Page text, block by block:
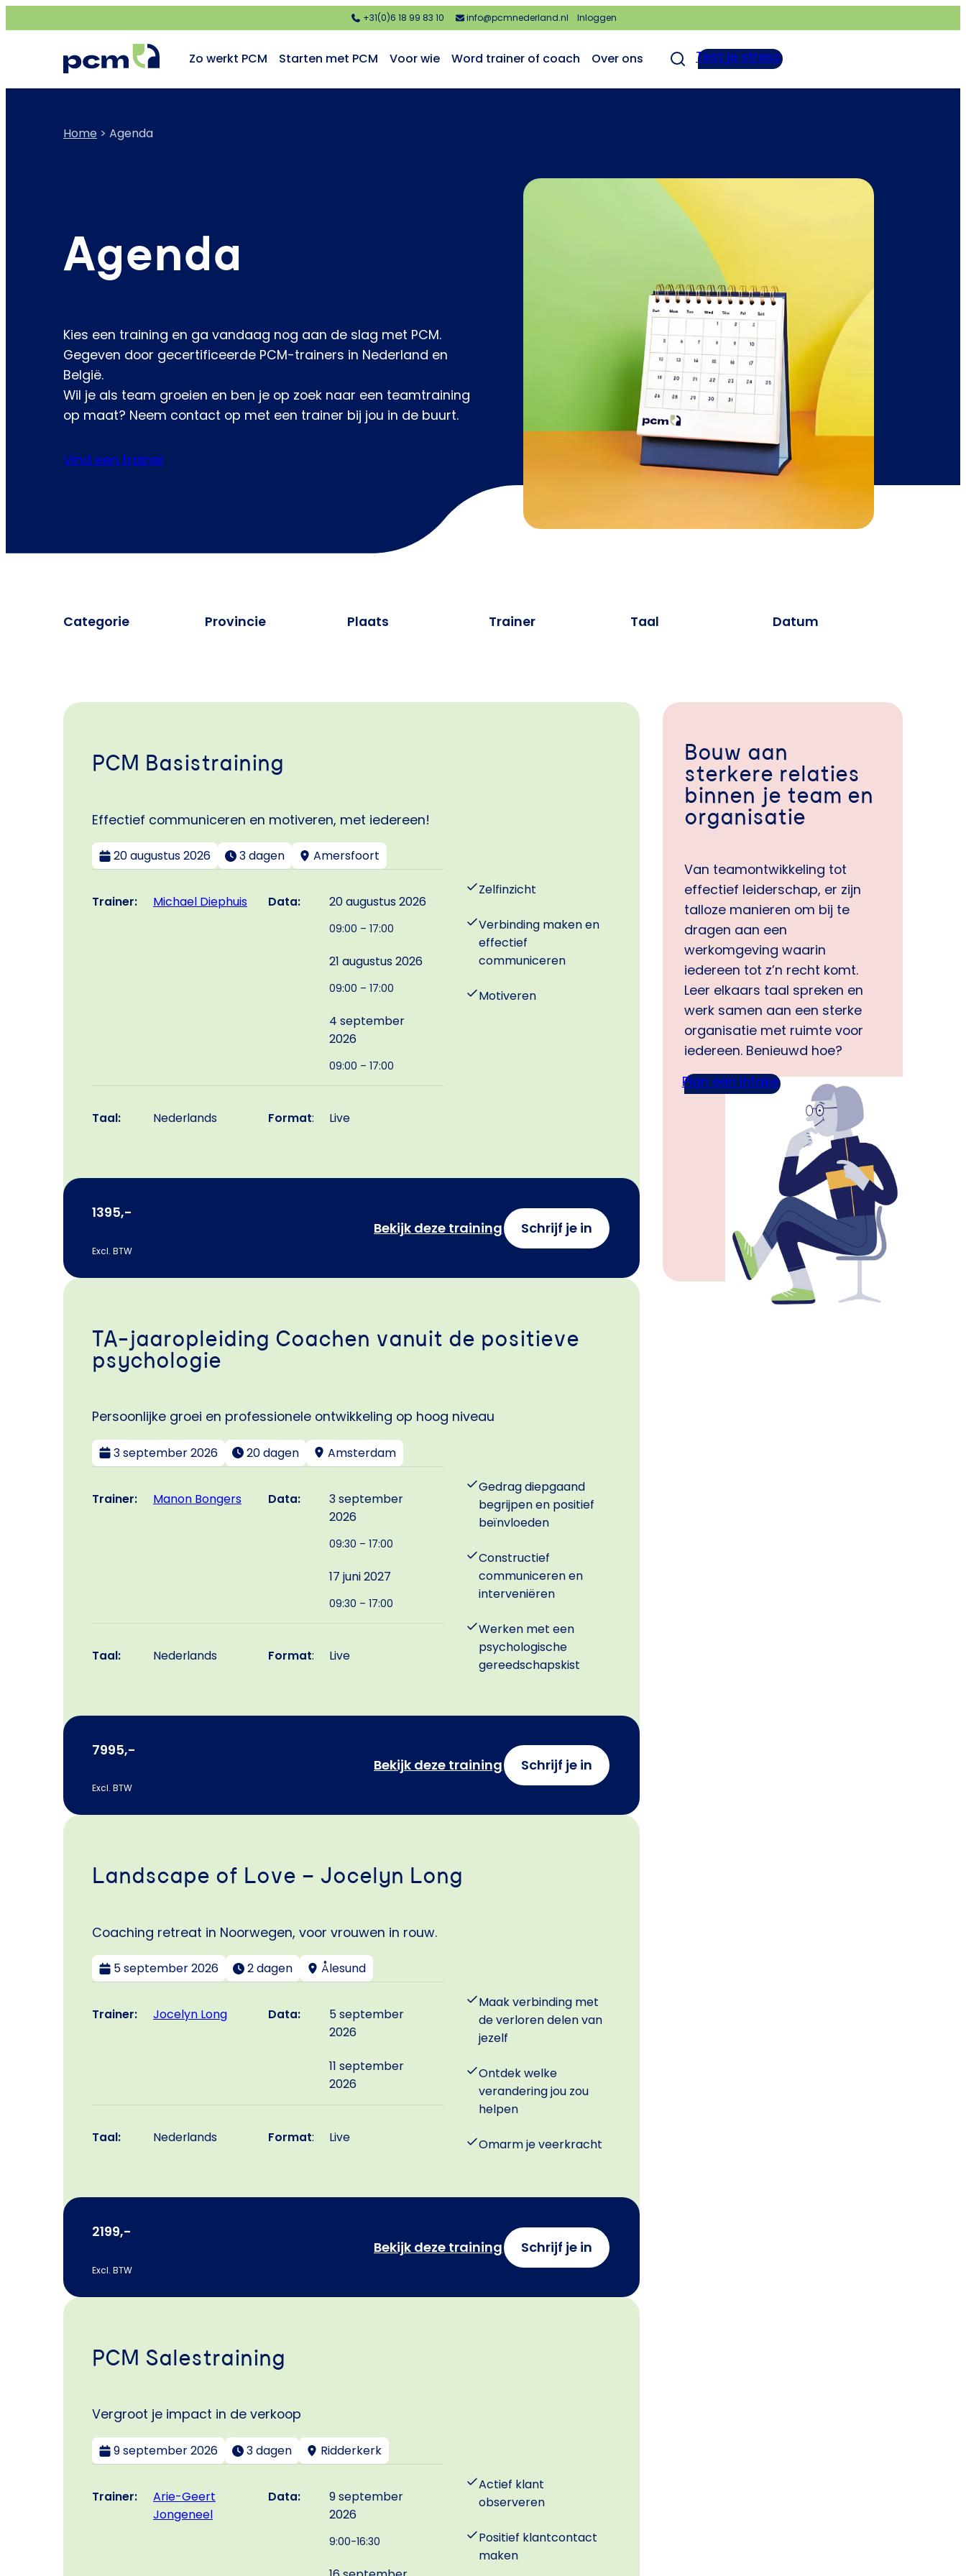
+31(0)6 18 99 83 10 info@pcmnederland.nl Inloggen
Zo werkt PCM Starten met PCM Voor wie Word trainer of coach Over ons Test je stress
Home > Agenda
Agenda
Kies een training en ga vandaag nog aan de slag met PCM.
Gegeven door gecertificeerde PCM-trainers in Nederland en
België.
Wil je als team groeien en ben je op zoek naar een teamtraining
op maat? Neem contact op met een trainer bij jou in de buurt.
Vind een trainer
Categorie Provincie Plaats Trainer Taal Datum
PCM Basistraining
Effectief communiceren en motiveren, met iedereen!
20 augustus 2026 3 dagen Amersfoort
Trainer: Michael Diephuis Data: 20 augustus 2026
09:00 – 17:00
21 augustus 2026
09:00 – 17:00
4 september
2026
09:00 – 17:00
Taal: Nederlands Format: Live
Zelfinzicht
Verbinding maken en
effectief
communiceren
Motiveren
1395,-
Excl. BTW
Bekijk deze training Schrijf je in
TA-jaaropleiding Coachen vanuit de positieve
psychologie
Persoonlijke groei en professionele ontwikkeling op hoog niveau
3 september 2026 20 dagen Amsterdam
Trainer: Manon Bongers Data:
3 september
2026
09:30 – 17:00
17 juni 2027
09:30 – 17:00
Taal: Nederlands Format: Live
Gedrag diepgaand
begrijpen en positief
beïnvloeden
Constructief
communiceren en
interveniëren
Werken met een
psychologische
gereedschapskist
7995,-
Excl. BTW
Bekijk deze training Schrijf je in
Landscape of Love – Jocelyn Long
Coaching retreat in Noorwegen, voor vrouwen in rouw.
5 september 2026 2 dagen Ålesund
Trainer: Jocelyn Long Data:
5 september
2026
11 september
2026
Taal: Nederlands Format: Live
Maak verbinding met
de verloren delen van
jezelf
Ontdek welke
verandering jou zou
helpen
Omarm je veerkracht
2199,-
Excl. BTW
Bekijk deze training Schrijf je in
PCM Salestraining
Vergroot je impact in de verkoop
9 september 2026 3 dagen Ridderkerk
Trainer:
Arie-Geert
Jongeneel
Data:
9 september
2026
9:00-16:30
Actief klant
observeren
Positief klantcontact
maken
Bouw aan
sterkere relaties
binnen je team en
organisatie
Van teamontwikkeling tot
effectief leiderschap, er zijn
talloze manieren om bij te
dragen aan een
werkomgeving waarin
iedereen tot z’n recht komt.
Leer elkaars taal spreken en
werk samen aan een sterke
organisatie met ruimte voor
iedereen. Benieuwd hoe?
Plan een intake